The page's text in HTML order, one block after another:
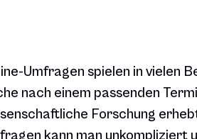
Umfragen spielen in vielen
nach einem passenden
Forschung
kann man unkompliziert